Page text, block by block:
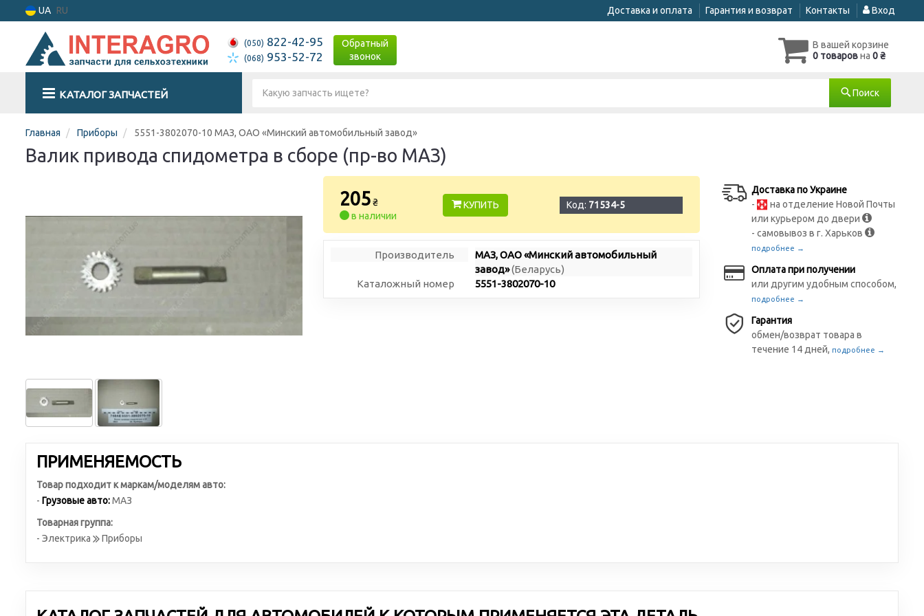
UA RU Доставка и оплата Гарантия и возврат Контакты Вход
(050) 822-42-95
(068) 953-52-72
Обратный
звонок
В вашей корзине
0 товаровна 0 ₴
КАТАЛОГ ЗАПЧАСТЕЙ Поиск
Главная Приборы 5551-3802070-10 МАЗ, ОАО «Минский автомобильный завод»
Валик привода спидометра в сборе (пр-во МАЗ)
205 ₴
в наличии
КУПИТЬ Код: 71534-5
Производитель
МАЗ, ОАО «Минский автомобильный
завод»(Беларусь)
Каталожный номер
5551-3802070-10
Доставка по Украине
-
на отделение Новой Почты
или курьером до двери
- самовывоз в г. Харьков
подробнее →
Оплата при получении
или другим удобным способом,
подробнее →
Гарантия
обмен/возврат товара в
течение 14 дней,подробнее →
ПРИМЕНЯЕМОСТЬ
Товар подходит к маркам/моделям авто:
- Грузовые авто:МАЗ
Товарная группа:
- Электрика
Приборы